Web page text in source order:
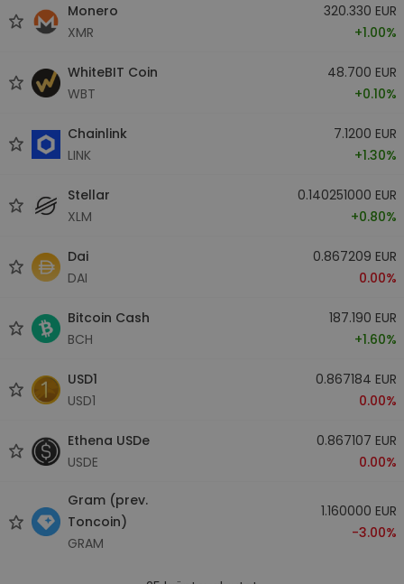
Monero
XMR
320.330 EUR
+1.00%
WhiteBIT Coin
WBT
48.700 EUR
+0.10%
Chainlink
LINK
7.1200 EUR
+1.30%
Stellar
XLM
0.140251000 EUR
+0.80%
Dai
DAI
0.867209 EUR
0.00%
Bitcoin Cash
BCH
187.190 EUR
+1.60%
USD1
USD1
0.867184 EUR
0.00%
Ethena USDe
USDE
0.867107 EUR
0.00%
Gram (prev.
Toncoin)
GRAM
1.160000 EUR
-3.00%